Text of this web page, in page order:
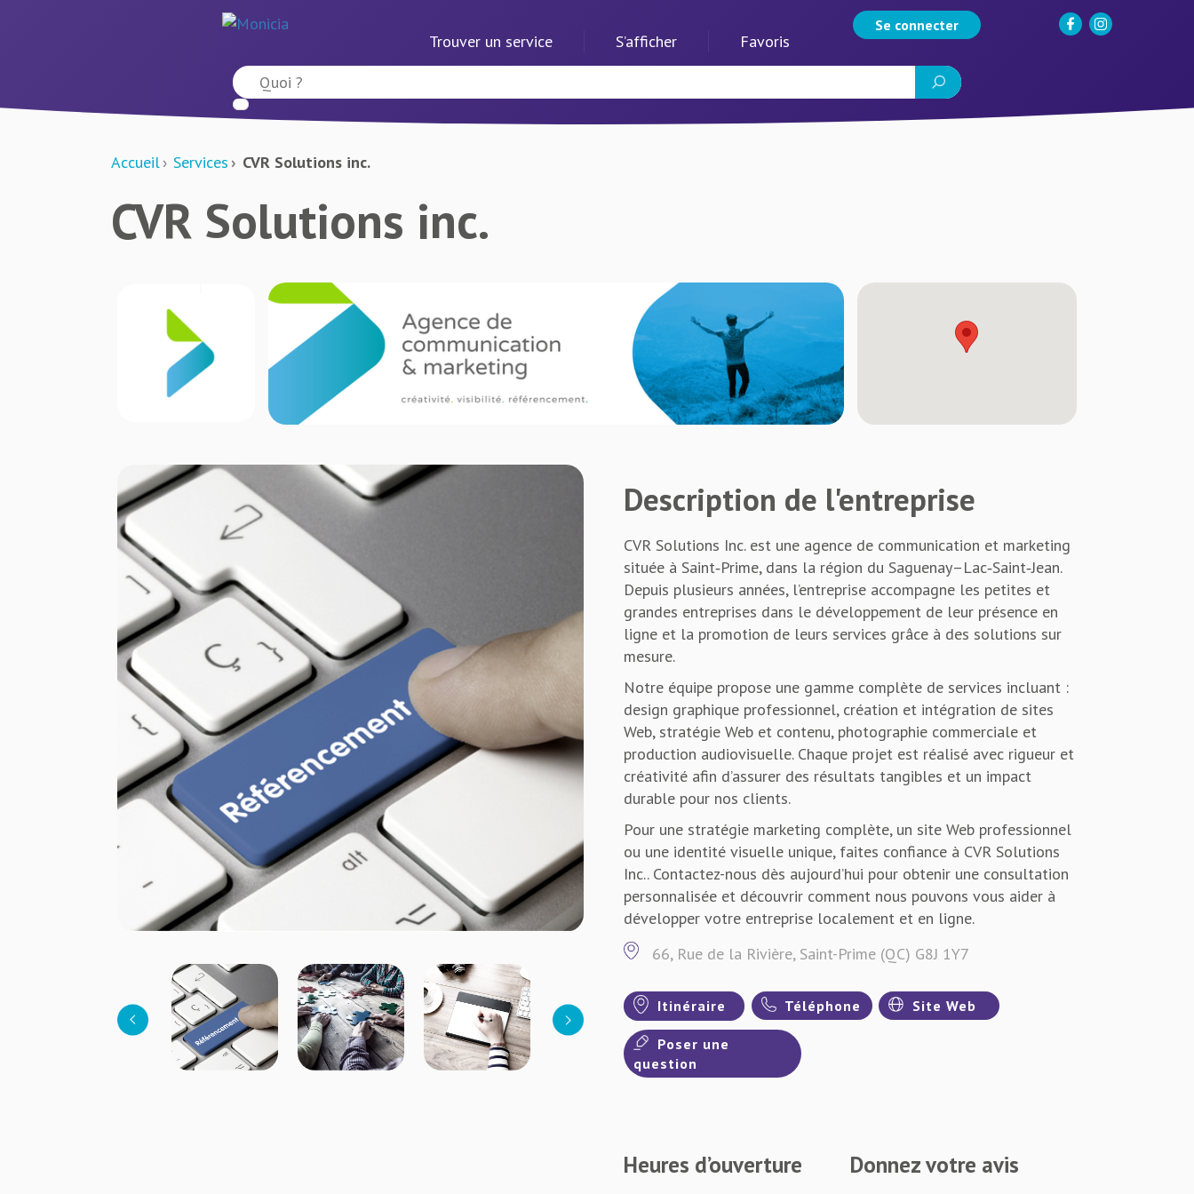
Se connecter
Trouver un service S’afficher Favoris
Accueil Services CVR Solutions inc.
CVR Solutions inc.
Description de l'entreprise
CVR Solutions Inc. est une agence de communication et marketing
située à Saint‑Prime, dans la région du Saguenay–Lac‑Saint‑Jean.
Depuis plusieurs années, l’entreprise accompagne les petites et
grandes entreprises dans le développement de leur présence en
ligne et la promotion de leurs services grâce à des solutions sur
mesure.
Notre équipe propose une gamme complète de services incluant :
design graphique professionnel, création et intégration de sites
Web, stratégie Web et contenu, photographie commerciale et
production audiovisuelle. Chaque projet est réalisé avec rigueur et
créativité afin d’assurer des résultats tangibles et un impact
durable pour nos clients.
Pour une stratégie marketing complète, un site Web professionnel
ou une identité visuelle unique, faites confiance à CVR Solutions
Inc.. Contactez-nous dès aujourd’hui pour obtenir une consultation
personnalisée et découvrir comment nous pouvons vous aider à
développer votre entreprise localement et en ligne.
66, Rue de la Rivière, Saint-Prime (QC) G8J 1Y7
Itinéraire Téléphone Site Web
Poser une
question
Heures d’ouverture Donnez votre avis